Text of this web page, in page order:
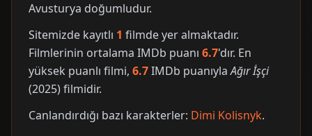
Avusturya doğumludur.
Sitemizde kayıtlı 1 filmde yer almaktadır.
Filmlerinin ortalama IMDb puanı 6.7'dır. En
yüksek puanlı filmi, 6.7IMDb puanıylaAğır İşçi
(2025) filmidir.
Canlandırdığı bazı karakterler: Dimi Kolisnyk.